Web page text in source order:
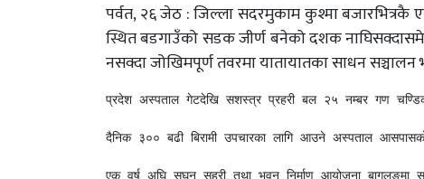
पर्वत, २६ जेठ : जिल्ला सदरमुकाम कुश्मा
स्थित बडगाउँको सडक जीर्ण बनेको दशक
नसक्दा जोखिमपूर्ण तवरमा यातायातका साधन
प्रदेश अस्पताल गेटदेखि सशस्त्र प्रहरी बल २५ नम्बर गण
दैनिक ३०० बढी बिरामी उपचारका लागि आउने अस्पताल
एक वर्ष अघि सघन सहरी तथा भवन निर्माण आयोजना बागलुङमा